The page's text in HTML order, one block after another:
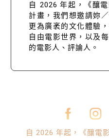
自 2026 年起，《釀
計畫，我們想邀請妳
更為廣袤的文化體驗
自由電影世界，以及
的電影人、評論人。
自 2026 年起，《釀電